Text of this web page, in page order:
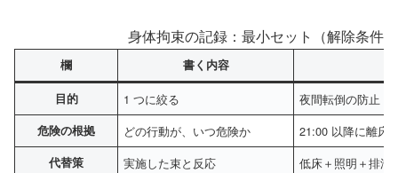
身体拘束の記録：最小セット（解除条件
欄 書く内容
目的 1 つに絞る 夜間転倒の防止
危険の根拠 どの行動が、いつ危険か 21:00 以降に離床
代替策 実施した束と反応 低床＋照明＋排